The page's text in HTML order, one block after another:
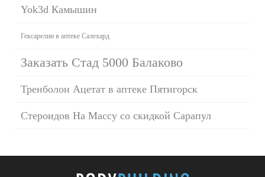
Yok3d Камышин
Гексарелин в аптеке Салехард
Заказать Стад 5000 Балаково
Тренболон Ацетат в аптеке Пятигорск
Стероидов На Массу со скидкой Сарапул